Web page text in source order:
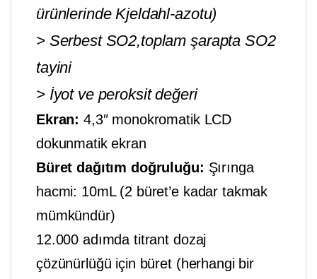
ürünlerinde Kjeldahl-azotu)
> Serbest SO2,toplam şarapta SO2
tayini
> İyot ve peroksit değeri
Ekran: 4,3″ monokromatik LCD
dokunmatik ekran
Büret dağıtım doğruluğu: Şırınga
hacmi: 10mL (2 büret’e kadar takmak
mümkündür)
12.000 adımda titrant dozaj
çözünürlüğü için büret (herhangi bir